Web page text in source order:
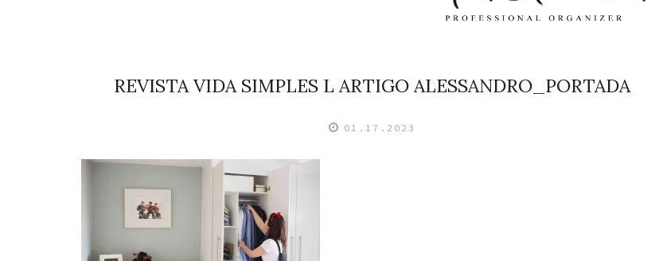
REVISTA VIDA SIMPLES L ARTIGO ALESSANDRO_PORTADA
01.17.2023